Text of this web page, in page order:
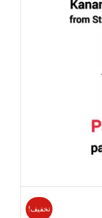
تخفیف!